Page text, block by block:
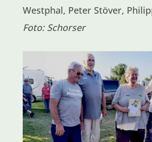
Westphal, Peter Stöver,
Foto: Schorser